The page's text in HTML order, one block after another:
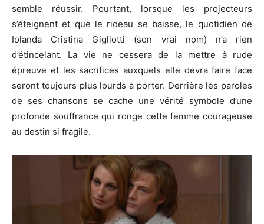
semble réussir. Pourtant, lorsque les projecteurs
s’éteignent et que le rideau se baisse, le quotidien de
Iolanda Cristina Gigliotti (son vrai nom) n’a rien
d’étincelant. La vie ne cessera de la mettre à rude
épreuve et les sacrifices auxquels elle devra faire face
seront toujours plus lourds à porter. Derrière les paroles
de ses chansons se cache une vérité symbole d’une
profonde souffrance qui ronge cette femme courageuse
au destin si fragile.